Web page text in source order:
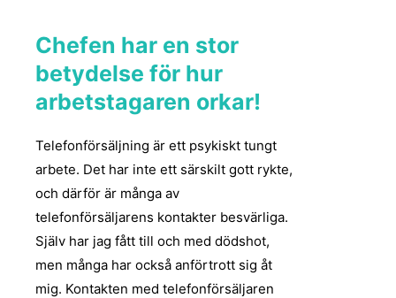
Chefen har en stor
betydelse för hur
arbetstagaren orkar!
Telefonförsäljning är ett psykiskt tungt
arbete. Det har inte ett särskilt gott rykte,
och därför är många av
telefonförsäljarens kontakter besvärliga.
Själv har jag fått till och med dödshot,
men många har också anförtrott sig åt
mig. Kontakten med telefonförsäljaren